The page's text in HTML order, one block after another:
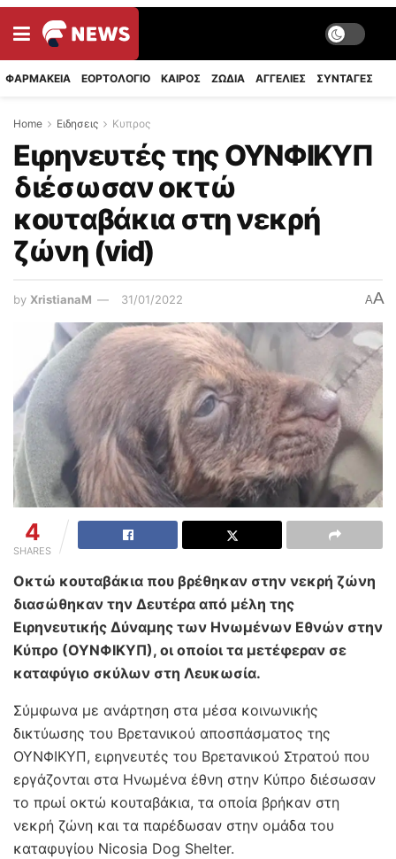
ΦΑΡΜΑΚΕΙΑ ΕΟΡΤΟΛΟΓΙΟ ΚΑΙΡΟΣ ΖΩΔΙΑ ΑΓΓΕΛΙΕΣ ΣΥΝΤΑΓΈΣ
Home Ειδησεις Κυπρος
Ειρηνευτές της ΟΥΝΦΙΚΥΠ
διέσωσαν οκτώ
κουταβάκια στη νεκρή
ζώνη (vid)
by XristianaM 31/01/2022 AA
4
SHARES
Οκτώ κουταβάκια που βρέθηκαν στην νεκρή ζώνη
διασώθηκαν την Δευτέρα από μέλη της
Ειρηνευτικής Δύναμης των Ηνωμένων Εθνών στην
Κύπρο (ΟΥΝΦΙΚΥΠ), οι οποίοι τα μετέφεραν σε
καταφύγιο σκύλων στη Λευκωσία.
Σύμφωνα με ανάρτηση στα μέσα κοινωνικής
δικτύωσης του Βρετανικού αποσπάσματος της
ΟΥΝΦΙΚΥΠ, ειρηνευτές του Βρετανικού Στρατού που
εργάζονται στα Ηνωμένα έθνη στην Κύπρο διέσωσαν
το πρωί οκτώ κουταβάκια, τα οποία βρήκαν στη
νεκρή ζώνη και τα παρέδωσαν στην ομάδα του
καταφυγίου Nicosia Dog Shelter.